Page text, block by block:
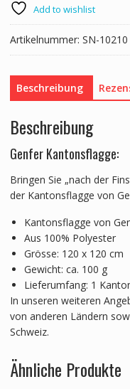
x
120
cm
Menge
Add to wishlist
Artikelnummer: SN-10210
Beschreibung
Beschreibung
Genfer Kantonsflagge:
Bringen Sie „nach der
der Kantonsflagge von
Kantonsflagge von
Aus 100% Polyester
Grösse: 120 x 120 cm
Gewicht: ca. 100 g
Lieferumfang: 1
In unseren weiteren
von anderen Ländern
Schweiz.
Ähnliche Produkte